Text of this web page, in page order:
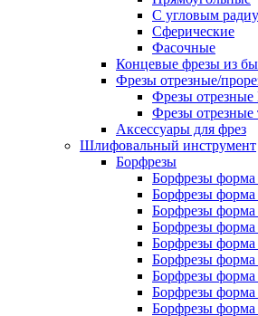
С угловым
Сферические
Фасочные
Концевые фрезы из
Фрезы отрезные/
Фрезы отрезные
Фрезы отрезные
Аксессуары для фрез
Шлифовальный инструмент
Борфрезы
Борфрезы форма
Борфрезы форма
Борфрезы форма
Борфрезы форма
Борфрезы форма
Борфрезы форма
Борфрезы форма
Борфрезы форма
Борфрезы